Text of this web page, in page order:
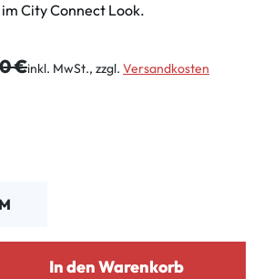
im City Connect Look.
Preis:
€inkl. MwSt., zzgl. Versandkosten
M
In den Warenkorb